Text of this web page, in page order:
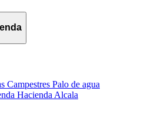
de Vivienda
Campestres Palo de agua
Hacienda Alcala